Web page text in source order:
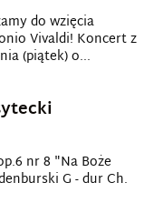
do wzięcia
Vivaldi! Koncert z
(piątek) o...
nr 8 "Na Boże
G - dur Ch.